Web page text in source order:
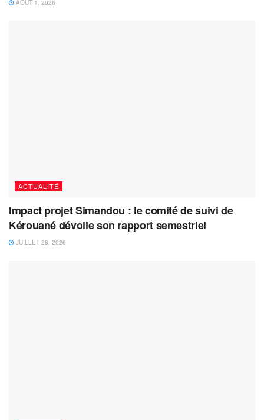
AOÛT 1, 2026
ACTUALITÉ
Impact projet Simandou : le comité de suivi de
Kérouané dévoile son rapport semestriel
JUILLET 28, 2026